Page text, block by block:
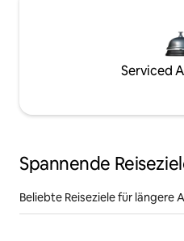
Serviced
Spannende
Beliebte Reiseziele für längere